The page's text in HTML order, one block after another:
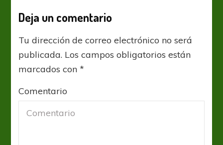
Deja un comentario
Tu dirección de correo electrónico no será
publicada. Los campos obligatorios están
marcados con*
Comentario